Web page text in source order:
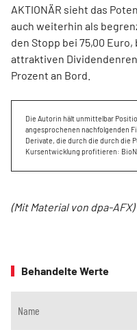
AKTIONÄR sieht das
auch weiterhin als
den Stopp bei 75,00
attraktiven
Prozent an Bord.
Die Autorin hält unmittelbar
angesprochenen nachfolgenden
Derivate, die durch die durch die
Kursentwicklung profitieren:
(Mit Material von dpa-AFX)
Behandelte Werte
Name